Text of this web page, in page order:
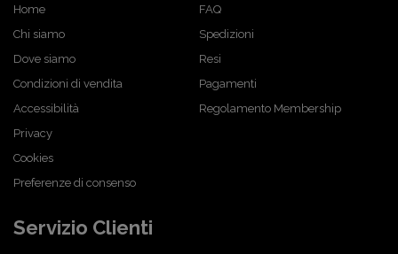
Home
Chi siamo
Dove siamo
Condizioni di vendita
Accessibilità
Privacy
Cookies
Preferenze di consenso
FAQ
Spedizioni
Resi
Pagamenti
Regolamento Membership
Servizio Clienti